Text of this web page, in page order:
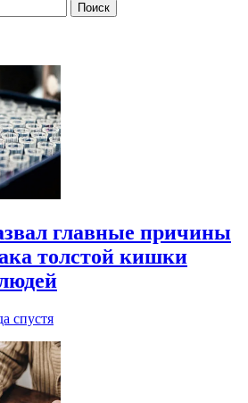
главные причины
толстой кишки
спустя